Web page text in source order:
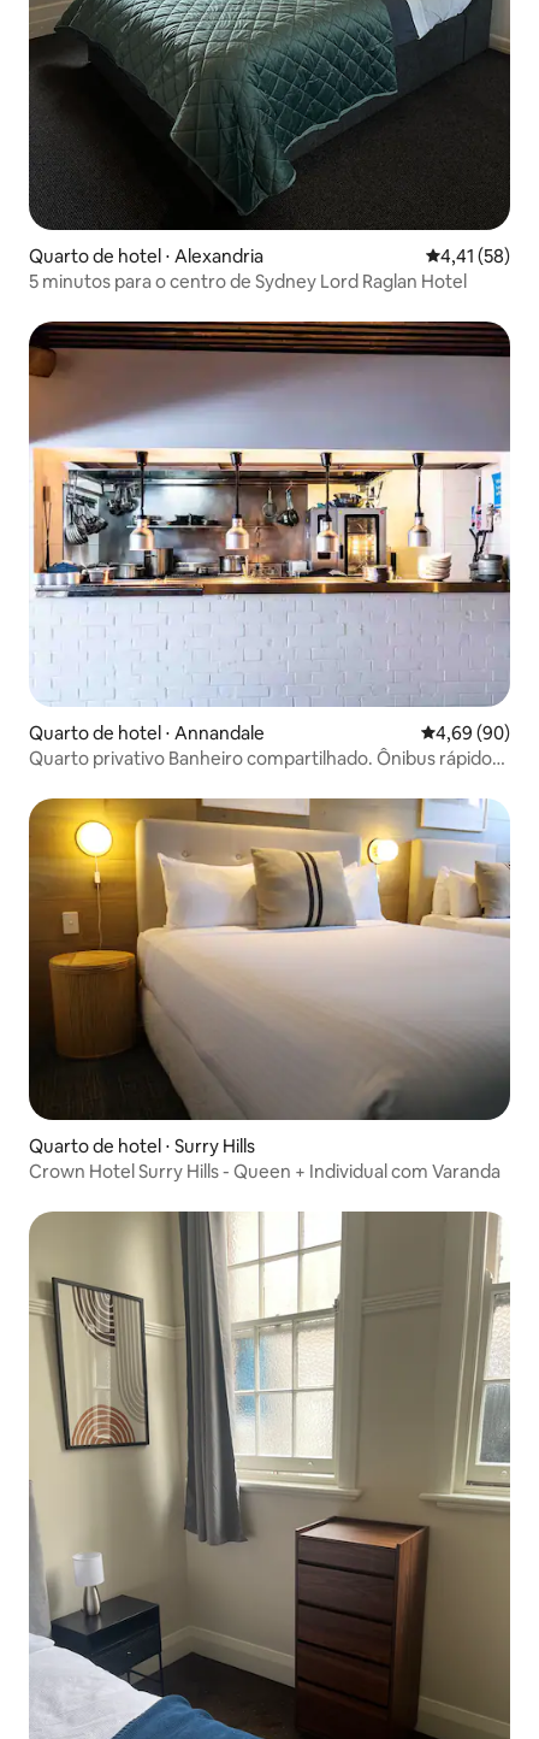
Quarto de hotel ⋅ Alexandria 4,41 de uma
4,41 (58)
5 minutos para o centro de Sydney Lord Raglan Hotel
Quarto de hotel ⋅ Annandale 4,69 de uma
4,69 (90)
Quarto privativo Banheiro compartilhado. Ônibus rápido
Quarto de hotel ⋅ Surry Hills
Crown Hotel Surry Hills - Queen + Individual com Varanda